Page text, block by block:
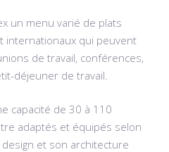
un menu varié de plats
internationaux qui peuvent
de travail, conférences,
déjeuner de travail.
capacité de 30 à 110
adaptés et équipés selon
et son architecture